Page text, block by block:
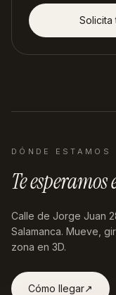
Solicita
DÓNDE ESTAMOS
Te esperamos
Calle de Jorge Juan
Salamanca. Mueve,
zona en 3D.
Cómo llegar↗︎